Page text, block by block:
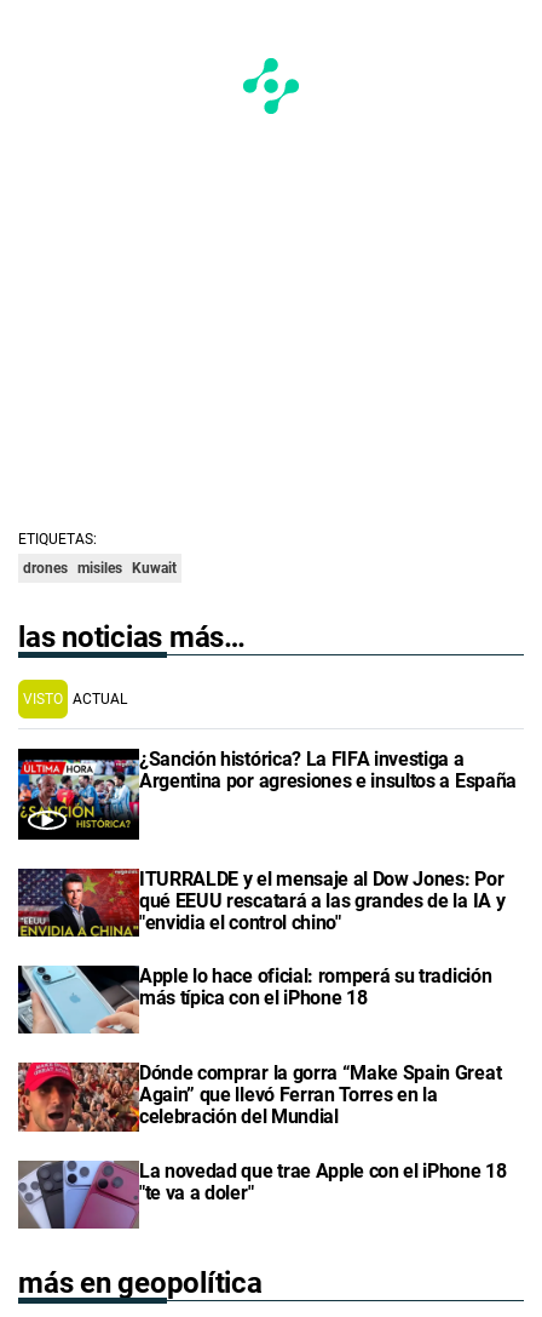
ETIQUETAS:
drones misiles Kuwait
las noticias más…
VISTO ACTUAL
¿Sanción histórica? La FIFA investiga a
Argentina por agresiones e insultos a España
ITURRALDE y el mensaje al Dow Jones: Por
qué EEUU rescatará a las grandes de la IA y
"envidia el control chino"
Apple lo hace oficial: romperá su tradición
más típica con el iPhone 18
Dónde comprar la gorra “Make Spain Great
Again” que llevó Ferran Torres en la
celebración del Mundial
La novedad que trae Apple con el iPhone 18
"te va a doler"
más en geopolítica